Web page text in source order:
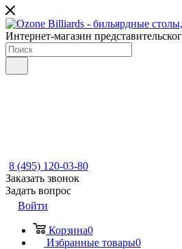
Интернет-магазин
8 (495) 120-03-80
Заказать звонок
Задать вопрос
Войти
Корзина0
Избранные товары0